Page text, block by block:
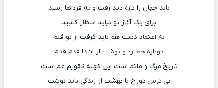
باید جهان را تازه دید رفت و به فرداها رسید
برای یک آغاز نو نباید انتظار کشید
به اعتماد دست هم باید گرفت از نو قلم
دوباره خط زد و نوشت از ابتدا قدم قدم
تاریخ مرگ و ماتم است این کهنه تقویم غم است
بی ترس دوزخ یا بهشت از زندگی باید نوشت